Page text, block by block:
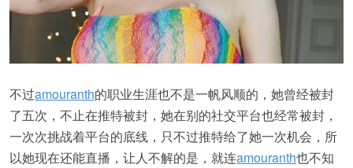
不过amouranth的职业生涯也不是一帆风顺的，她曾经被封
了五次，不止在推特被封，她在别的社交平台也经常被封，
一次次挑战着平台的底线，只不过推特给了她一次机会，所
以她现在还能直播，让人不解的是，就连amouranth也不知